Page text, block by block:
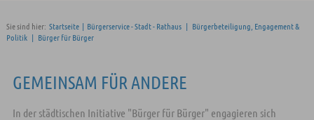
Sie sind hier: Startseite | Bürgerservice - Stadt - Rathaus | Bürgerbeteiligung, Engagement &
Politik | Bürger für Bürger
GEMEINSAM FÜR ANDERE
In der städtischen Initiative "Bürger für Bürger" engagieren sich